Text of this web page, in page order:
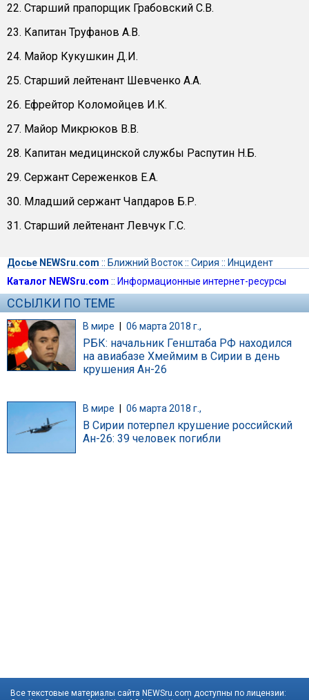
22. Старший прапорщик Грабовский С.В.
23. Капитан Труфанов А.В.
24. Майор Кукушкин Д.И.
25. Старший лейтенант​ Шевченко А.А.
26. Ефрейтор Коломойцев И.К.
27. Майор Микрюков В.В.
28. Капитан медицинской службы Распутин Н.Б.
29. Сержант Сереженков Е.А.
30. Младший сержант Чапдаров Б.Р.
31. Старший лейтенант Левчук Г.С.
Досье NEWSru.com :: Ближний Восток:: Сирия :: Инцидент
Каталог NEWSru.com :: Информационные интернет-ресурсы
ССЫЛКИ ПО ТЕМЕ
В мире | 06 марта 2018 г.,
РБК: начальник Генштаба РФ находился
на авиабазе Хмеймим в Сирии в день
крушения Ан-26
В мире 06 марта 2018 г.,
В Сирии потерпел крушение российский
Ан-26: 39 человек погибли
Все текстовые материалы сайта NEWSru.com доступны по лицензии: